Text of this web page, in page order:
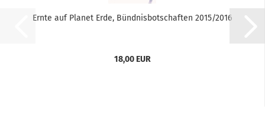
Ernte auf Planet Erde, Bündnisbotschaften 2015/2016
18,00 EUR